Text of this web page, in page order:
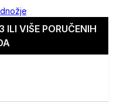
ILI VIŠE PORUČENIH